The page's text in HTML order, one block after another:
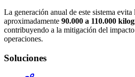
La generación anual de este sistema evita
aproximadamente 90.000 a 110.000
contribuyendo a la mitigación del
operaciones.
Soluciones